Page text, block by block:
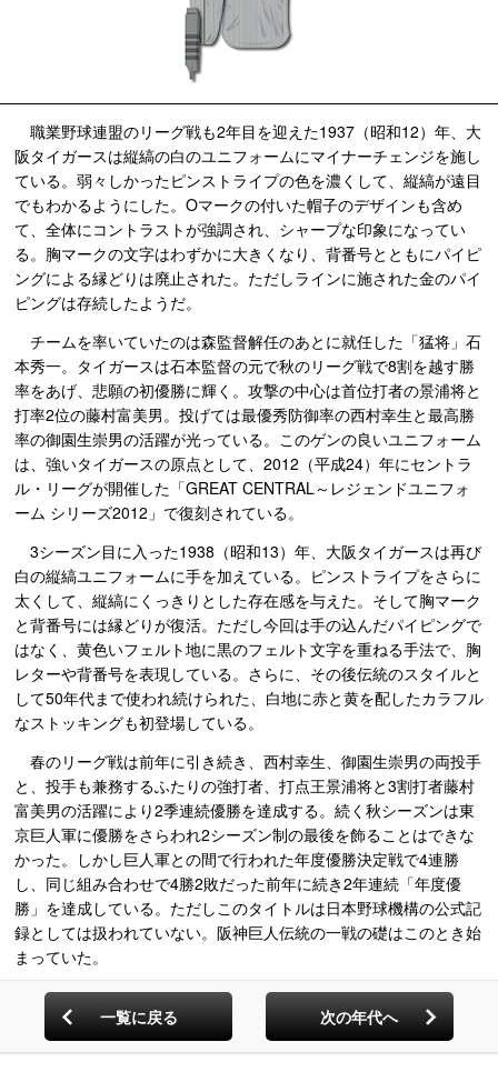
職業野球連盟のリーグ戦も2年目を迎えた1937（昭和12）年、大
阪タイガースは縦縞の白のユニフォームにマイナーチェンジを施し
ている。弱々しかったピンストライプの色を濃くして、縦縞が遠目
でもわかるようにした。Oマークの付いた帽子のデザインも含め
て、全体にコントラストが強調され、シャープな印象になってい
る。胸マークの文字はわずかに大きくなり、背番号とともにパイピ
ングによる縁どりは廃止された。ただしラインに施された金のパイ
ピングは存続したようだ。
チームを率いていたのは森監督解任のあとに就任した「猛将」石
本秀一。タイガースは石本監督の元で秋のリーグ戦で8割を越す勝
率をあげ、悲願の初優勝に輝く。攻撃の中心は首位打者の景浦将と
打率2位の藤村富美男。投げては最優秀防御率の西村幸生と最高勝
率の御園生崇男の活躍が光っている。このゲンの良いユニフォーム
は、強いタイガースの原点として、2012（平成24）年にセントラ
ル・リーグが開催した「GREAT CENTRAL～レジェンドユニフォ
ーム シリーズ2012」で復刻されている。
3シーズン目に入った1938（昭和13）年、大阪タイガースは再び
白の縦縞ユニフォームに手を加えている。ピンストライプをさらに
太くして、縦縞にくっきりとした存在感を与えた。そして胸マーク
と背番号には縁どりが復活。ただし今回は手の込んだパイピングで
はなく、黄色いフェルト地に黒のフェルト文字を重ねる手法で、胸
レターや背番号を表現している。さらに、その後伝統のスタイルと
して50年代まで使われ続けられた、白地に赤と黄を配したカラフル
なストッキングも初登場している。
春のリーグ戦は前年に引き続き、西村幸生、御園生崇男の両投手
と、投手も兼務するふたりの強打者、打点王景浦将と3割打者藤村
富美男の活躍により2季連続優勝を達成する。続く秋シーズンは東
京巨人軍に優勝をさらわれ2シーズン制の最後を飾ることはできな
かった。しかし巨人軍との間で行われた年度優勝決定戦で4連勝
し、同じ組み合わせで4勝2敗だった前年に続き2年連続「年度優
勝」を達成している。ただしこのタイトルは日本野球機構の公式記
録としては扱われていない。阪神巨人伝統の一戦の礎はこのとき始
まっていた。
一覧に戻る 次の年代へ